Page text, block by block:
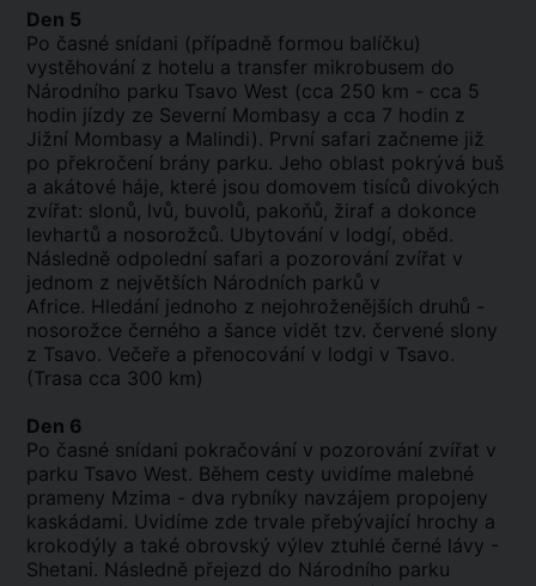
Den 5
Po časné snídani (případně formou balíčku)
vystěhování z hotelu a transfer mikrobusem do
Národního parku Tsavo West (cca 250 km - cca 5
hodin jízdy ze Severní Mombasy a cca 7 hodin z
Jižní Mombasy a Malindi). První safari začneme již
po překročení brány parku. Jeho oblast pokrývá buš
a akátové háje, které jsou domovem tisíců divokých
zvířat: slonů, lvů, buvolů, pakoňů, žiraf a dokonce
levhartů a nosorožců. Ubytování v lodgí, oběd.
Následně odpolední safari a pozorování zvířat v
jednom z největších Národních parků v
Africe. Hledání jednoho z nejohroženějších druhů -
nosorožce černého a šance vidět tzv. červené slony
z Tsavo. Večeře a přenocování v lodgi v Tsavo.
(Trasa cca 300 km)
Den 6
Po časné snídani pokračování v pozorování zvířat v
parku Tsavo West. Během cesty uvidíme malebné
prameny Mzima - dva rybníky navzájem propojeny
kaskádami. Uvidíme zde trvale přebývající hrochy a
krokodýly a také obrovský výlev ztuhlé černé lávy -
Shetani. Následně přejezd do Národního parku